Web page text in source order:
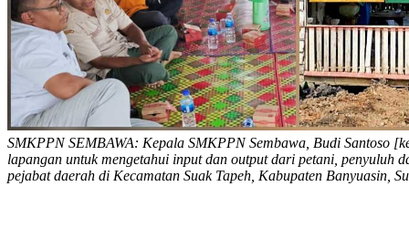
SMKPPN SEMBAWA: Kepala SMKPPN Sembawa, Budi Santoso
lapangan untuk mengetahui input dan output dari petani, penyuluh
pejabat daerah di Kecamatan Suak Tapeh, Kabupaten Banyuasin,